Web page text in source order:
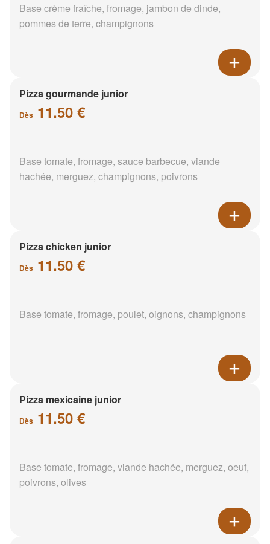
Base crème fraîche, fromage, jambon de dinde,
pommes de terre, champignons
Pizza gourmande junior
Dès 11.50 €
Base tomate, fromage, sauce barbecue, viande
hachée, merguez, champignons, poivrons
Pizza chicken junior
Dès 11.50 €
Base tomate, fromage, poulet, oignons, champignons
Pizza mexicaine junior
Dès 11.50 €
Base tomate, fromage, viande hachée, merguez, oeuf,
poivrons, olives